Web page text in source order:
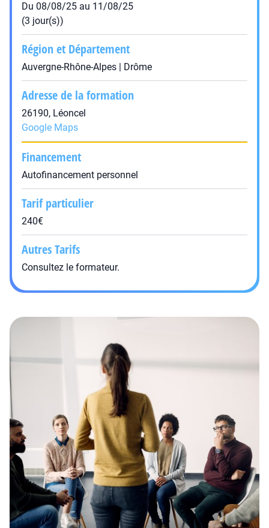
Du 08/08/25 au 11/08/25
(3 jour(s))
Région et Département
Auvergne-Rhône-Alpes | Drôme
Adresse de la formation
26190, Léoncel
Google Maps
Financement
Autofinancement personnel
Tarif particulier
240€
Autres Tarifs
Consultez le formateur.